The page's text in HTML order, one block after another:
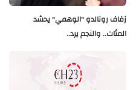
زفاف رونالدو "الوهمي" يحشد
المئات.. والنجم يرد..